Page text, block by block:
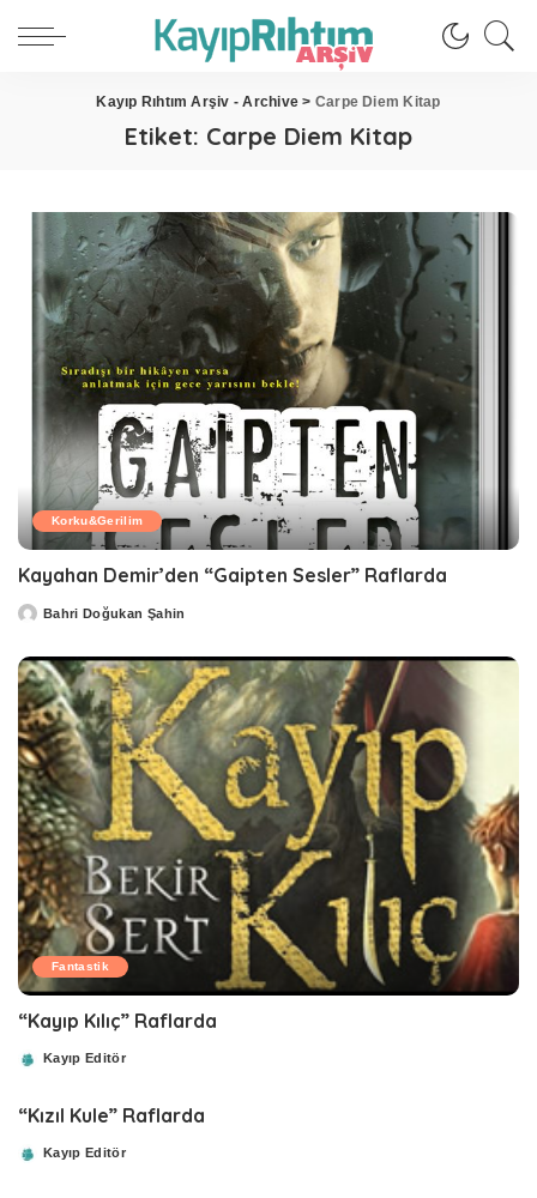
Kayıp Rıhtım Arşiv - Archive > Carpe Diem Kitap
Etiket: Carpe Diem Kitap
Korku&Gerilim
Kayahan Demir’den “Gaipten Sesler” Raflarda
PostedBahri Doğukan Şahin
Fantastik
“Kayıp Kılıç” Raflarda
PostedKayıp Editör
“Kızıl Kule” Raflarda
PostedKayıp Editör